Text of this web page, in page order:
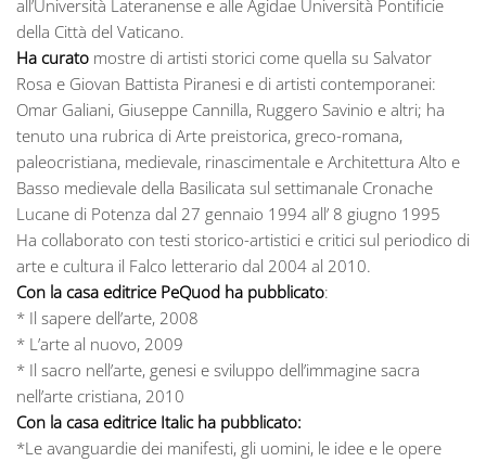
all’Università Lateranense e alle Agidae Università Pontificie
della Città del Vaticano.
Ha curato mostre di artisti storici come quella su Salvator
Rosa e Giovan Battista Piranesi e di artisti contemporanei:
Omar Galiani, Giuseppe Cannilla, Ruggero Savinio e altri; ha
tenuto una rubrica di Arte preistorica, greco-romana,
paleocristiana, medievale, rinascimentale e Architettura Alto e
Basso medievale della Basilicata sul settimanale Cronache
Lucane di Potenza dal 27 gennaio 1994 all’ 8 giugno 1995
Ha collaborato con testi storico-artistici e critici sul periodico di
arte e cultura il Falco letterario dal 2004 al 2010.
Con la casa editrice PeQuod ha pubblicato:
* Il sapere dell’arte, 2008
* L’arte al nuovo, 2009
* Il sacro nell’arte, genesi e sviluppo dell’immagine sacra
nell’arte cristiana, 2010
Con la casa editrice Italic ha pubblicato:
*Le avanguardie dei manifesti, gli uomini, le idee e le opere